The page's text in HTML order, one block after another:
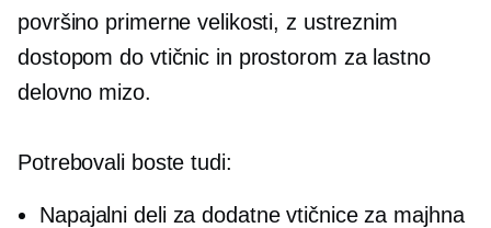
površino primerne velikosti, z ustreznim
dostopom do vtičnic in prostorom za lastno
delovno mizo.
Potrebovali boste tudi:
Napajalni deli za dodatne vtičnice za majhna